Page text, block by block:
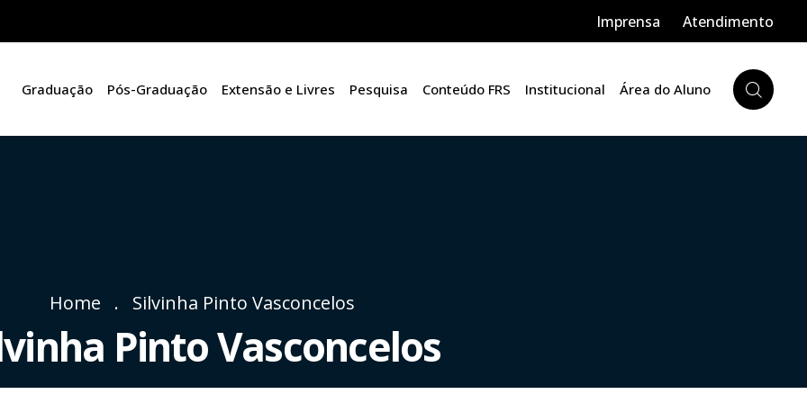
Imprensa Atendimento
Graduação Pós-Graduação Extensão e Livres Pesquisa Conteúdo FRS Institucional Área do Aluno
Home Silvinha Pinto Vasconcelos
Pinto Vasconcelos